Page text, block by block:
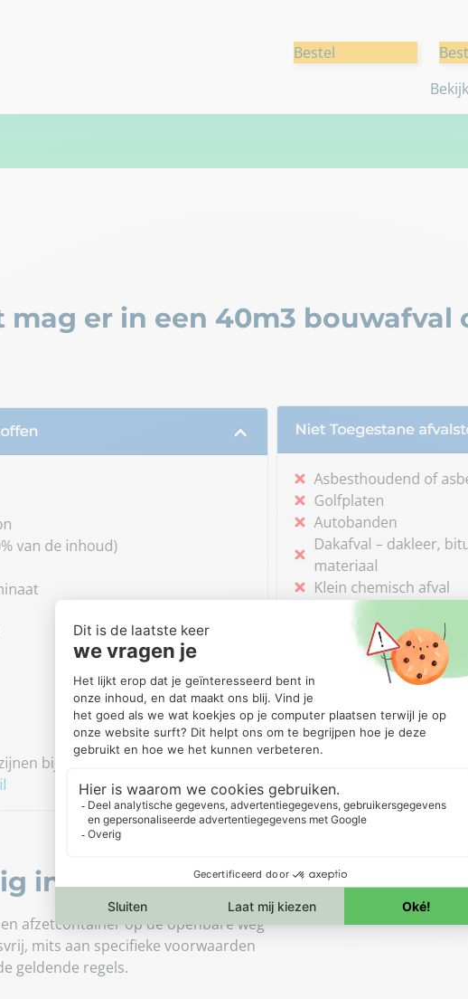
Bestel
mag er in een 40m3 bouwafval
in Rotterdam?
afzetcontainer op de openbare weg
mits aan specifieke voorwaarden
geldende regels.